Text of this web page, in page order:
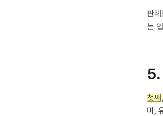
판
는
5.
첫
며,